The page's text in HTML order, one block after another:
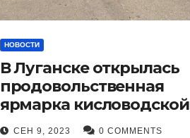
НОВОСТИ
В Луганске открылась
продовольственная
ярмарка кисловодской
продукции.
СЕН 9, 2023 0 COMMENTS